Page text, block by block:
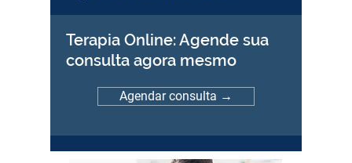
Terapia Online: Agende sua
consulta agora mesmo
Agendar consulta →